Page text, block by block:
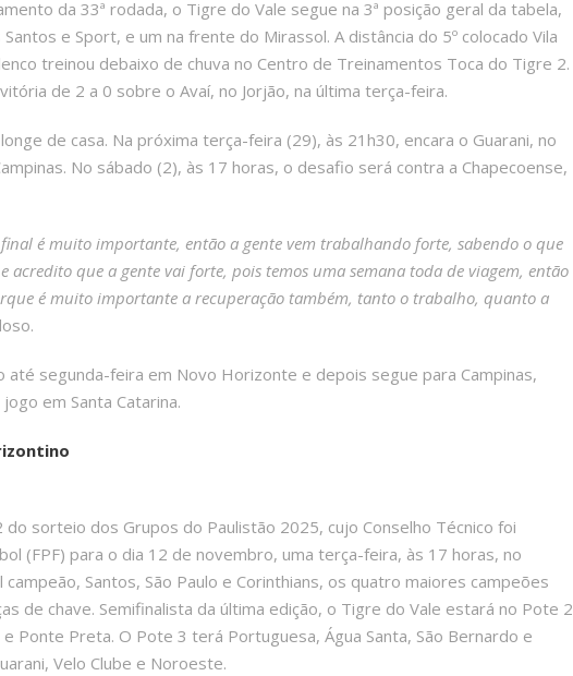
da 33ª rodada, o Tigre do Vale segue na 3ª posição geral da tabela,
e Sport, e um na frente do Mirassol. A distância do 5º colocado Vila
treinou debaixo de chuva no Centro de Treinamentos Toca do Tigre 2.
de 2 a 0 sobre o Avaí, no Jorjão, na última terça-feira.
de casa. Na próxima terça-feira (29), às 21h30, encara o Guarani, no
No sábado (2), às 17 horas, o desafio será contra a Chapecoense,
final é muito importante, então a gente vem trabalhando forte, sabendo o que
acredito que a gente vai forte, pois temos uma semana toda de viagem, então
é muito importante a recuperação também, tanto o trabalho, quanto a
até segunda-feira em Novo Horizonte e depois segue para Campinas,
em Santa Catarina.
sorteio dos Grupos do Paulistão 2025, cujo Conselho Técnico foi
(FPF) para o dia 12 de novembro, uma terça-feira, às 17 horas, no
campeão, Santos, São Paulo e Corinthians, os quatro maiores campeões
de chave. Semifinalista da última edição, o Tigre do Vale estará no Pote 2
Ponte Preta. O Pote 3 terá Portuguesa, Água Santa, São Bernardo e
Velo Clube e Noroeste.